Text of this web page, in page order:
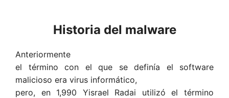
Historia del malware
Anteriormente
el término con el que se definía el software
malicioso era virus informático,
pero, en 1,990 Yisrael Radai utilizó el término